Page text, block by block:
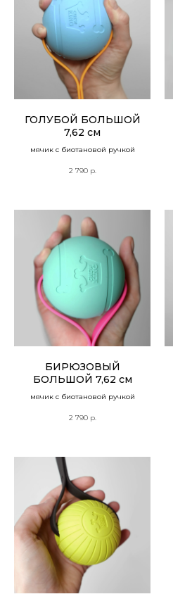
ГОЛУБОЙ БОЛЬШОЙ
7,62 см
мячик с биотановой ручкой
2 790 р.
БИРЮЗОВЫЙ
БОЛЬШОЙ 7,62 см
мячик с биотановой ручкой
2 790 р.